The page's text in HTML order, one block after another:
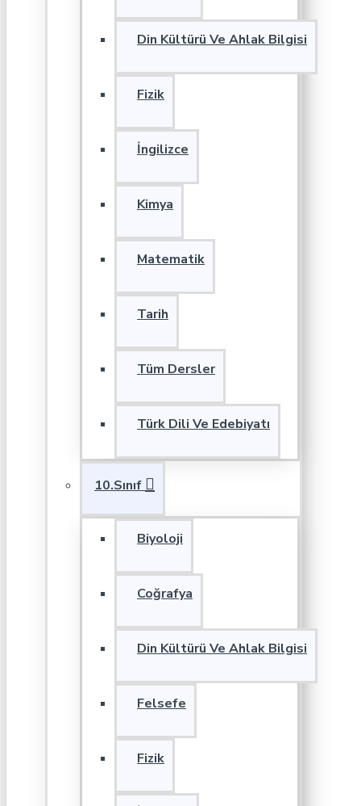
Din Kültürü Ve Ahlak Bilgisi
Fizik
İngilizce
Kimya
Matematik
Tarih
Tüm Dersler
Türk Dili Ve Edebiyatı
10.Sınıf
Biyoloji
Coğrafya
Din Kültürü Ve Ahlak Bilgisi
Felsefe
Fizik